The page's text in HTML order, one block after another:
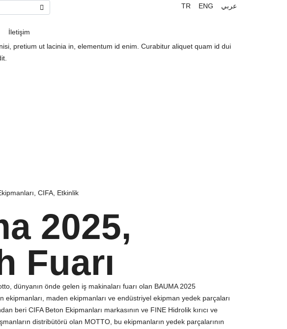
TR ENG عربي
İletişim
pretium ut lacinia in, elementum id enim. Curabitur aliquet quam id dui
CIFA Etkinlik
2025,
Fuarı
dünyanın önde gelen iş makinaları fuarı olan BAUMA 2025
ekipmanları, maden ekipmanları ve endüstriyel ekipman yedek parçaları
beri CIFA Beton Ekipmanları markasının ve FINE Hidrolik kırıcı ve
distribütörü olan MOTTO, bu ekipmanların yedek parçalarının